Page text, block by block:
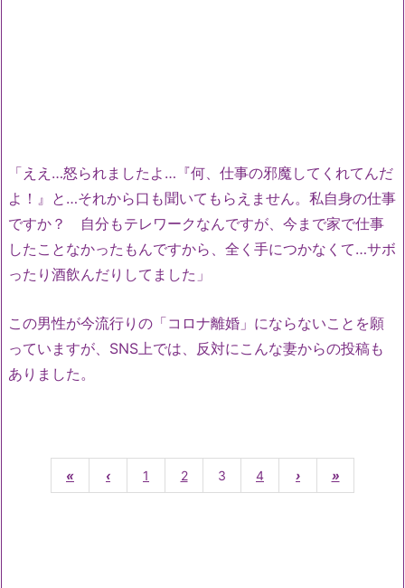
「ええ…怒られましたよ…『何、仕事の邪魔してくれてんだ
よ！』と…それから口も聞いてもらえません。私自身の仕事
ですか？ 自分もテレワークなんですが、今まで家で仕事
したことなかったもんですから、全く手につかなくて…サボ
ったり酒飲んだりしてました」
この男性が今流行りの「コロナ離婚」にならないことを願
っていますが、SNS上では、反対にこんな妻からの投稿も
ありました。
« ‹ 1 2 3 4 › »